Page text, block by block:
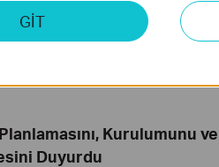
Kurulumunu
Duyurdu
GİT